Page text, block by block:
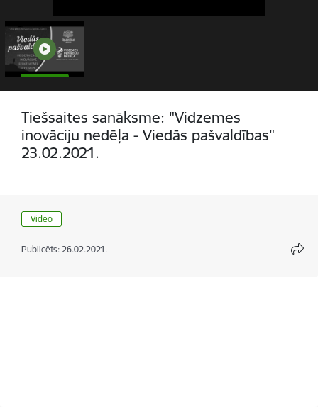
Tiešsaites sanāksme: "Vidzemes
inovāciju nedēļa - Viedās pašvaldības"
23.02.2021.
Video
Publicēts: 26.02.2021.